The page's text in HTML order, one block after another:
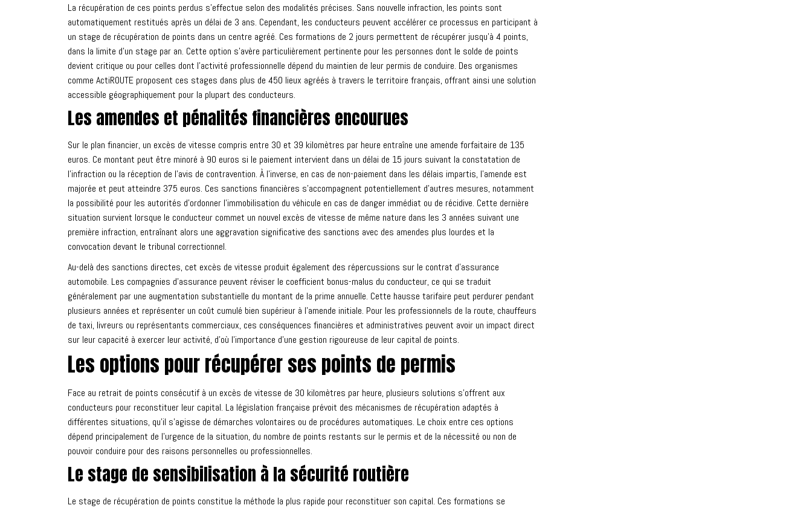
La récupération de ces points perdus s'effectue selon des modalités précises. Sans nouvelle infraction, les points sont
automatiquement restitués après un délai de 3 ans. Cependant, les conducteurs peuvent accélérer ce processus en participant à
un stage de récupération de points dans un centre agréé. Ces formations de 2 jours permettent de récupérer jusqu'à 4 points,
dans la limite d'un stage par an. Cette option s'avère particulièrement pertinente pour les personnes dont le solde de points
devient critique ou pour celles dont l'activité professionnelle dépend du maintien de leur permis de conduire. Des organismes
comme ActiROUTE proposent ces stages dans plus de 450 lieux agréés à travers le territoire français, offrant ainsi une solution
accessible géographiquement pour la plupart des conducteurs.
Les amendes et pénalités financières encourues
Sur le plan financier, un excès de vitesse compris entre 30 et 39 kilomètres par heure entraîne une amende forfaitaire de 135
euros. Ce montant peut être minoré à 90 euros si le paiement intervient dans un délai de 15 jours suivant la constatation de
l'infraction ou la réception de l'avis de contravention. À l'inverse, en cas de non-paiement dans les délais impartis, l'amende est
majorée et peut atteindre 375 euros. Ces sanctions financières s'accompagnent potentiellement d'autres mesures, notamment
la possibilité pour les autorités d'ordonner l'immobilisation du véhicule en cas de danger immédiat ou de récidive. Cette dernière
situation survient lorsque le conducteur commet un nouvel excès de vitesse de même nature dans les 3 années suivant une
première infraction, entraînant alors une aggravation significative des sanctions avec des amendes plus lourdes et la
convocation devant le tribunal correctionnel.
Au-delà des sanctions directes, cet excès de vitesse produit également des répercussions sur le contrat d'assurance
automobile. Les compagnies d'assurance peuvent réviser le coefficient bonus-malus du conducteur, ce qui se traduit
généralement par une augmentation substantielle du montant de la prime annuelle. Cette hausse tarifaire peut perdurer pendant
plusieurs années et représenter un coût cumulé bien supérieur à l'amende initiale. Pour les professionnels de la route, chauffeurs
de taxi, livreurs ou représentants commerciaux, ces conséquences financières et administratives peuvent avoir un impact direct
sur leur capacité à exercer leur activité, d'où l'importance d'une gestion rigoureuse de leur capital de points.
Les options pour récupérer ses points de permis
Face au retrait de points consécutif à un excès de vitesse de 30 kilomètres par heure, plusieurs solutions s'offrent aux
conducteurs pour reconstituer leur capital. La législation française prévoit des mécanismes de récupération adaptés à
différentes situations, qu'il s'agisse de démarches volontaires ou de procédures automatiques. Le choix entre ces options
dépend principalement de l'urgence de la situation, du nombre de points restants sur le permis et de la nécessité ou non de
pouvoir conduire pour des raisons personnelles ou professionnelles.
Le stage de sensibilisation à la sécurité routière
Le stage de récupération de points constitue la méthode la plus rapide pour reconstituer son capital. Ces formations se